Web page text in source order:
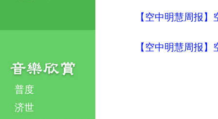
普度
济世
【空中明慧周报
【空中明慧周报